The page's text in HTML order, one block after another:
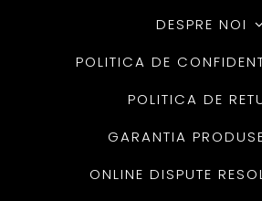
DESPRE NOI
POLITICA DE
POLITICA DE
GARANTIA
ONLINE DISPUTE